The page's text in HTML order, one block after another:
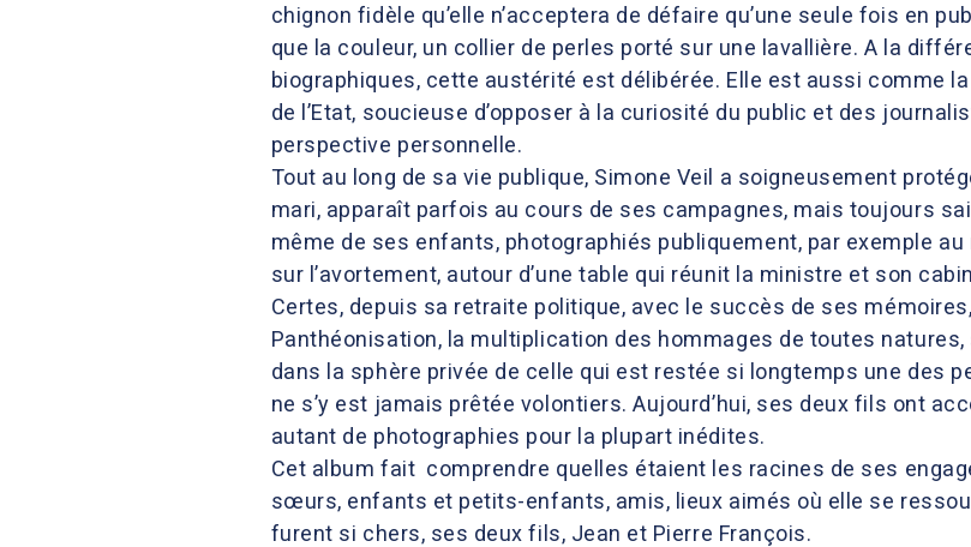
chignon fidèle qu’elle n’acceptera de défaire qu’une seule fois en
que la couleur, un collier de perles porté sur une lavallière. A la
biographiques, cette austérité est délibérée. Elle est aussi comme
de l’Etat, soucieuse d’opposer à la curiosité du public et des
perspective personnelle.
Tout au long de sa vie publique, Simone Veil a soigneusement
mari, apparaît parfois au cours de ses campagnes, mais toujours
même de ses enfants, photographiés publiquement, par exemple
sur l’avortement, autour d’une table qui réunit la ministre et son
Certes, depuis sa retraite politique, avec le succès de ses
Panthéonisation, la multiplication des hommages de toutes
dans la sphère privée de celle qui est restée si longtemps une des
ne s’y est jamais prêtée volontiers. Aujourd’hui, ses deux fils ont
autant de photographies pour la plupart inédites.
Cet album fait comprendre quelles étaient les racines de ses
sœurs, enfants et petits-enfants, amis, lieux aimés où elle se
furent si chers, ses deux fils, Jean et Pierre François.